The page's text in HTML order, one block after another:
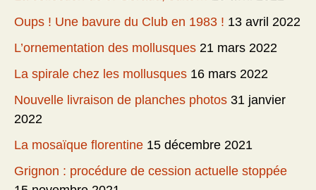
Oups ! Une bavure du Club en 1983 ! 13 avril 2022
L’ornementation des mollusques 21 mars 2022
La spirale chez les mollusques 16 mars 2022
Nouvelle livraison de planches photos 31 janvier
2022
La mosaïque florentine 15 décembre 2021
Grignon : procédure de cession actuelle stoppée